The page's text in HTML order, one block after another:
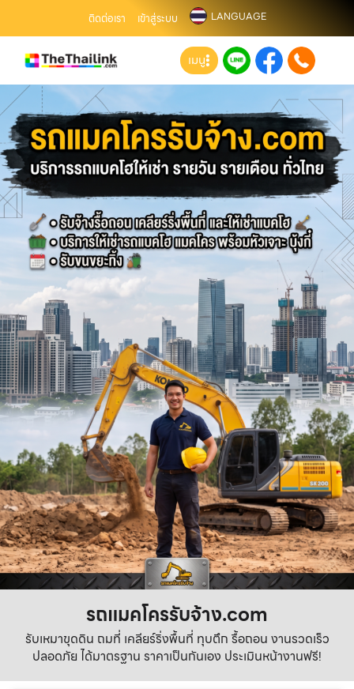
ติดต่อเรา เข้าสู่ระบบ LANGUAGE
เมนู
รถแมคโครรับจ้าง.com
รับเหมาขุดดิน ถมที่ เคลียร์ริ่งพื้นที่ ทุบตึก รื้อถอน งานรวดเร็ว
ปลอดภัย ได้มาตรฐาน ราคาเป็นกันเอง ประเมินหน้างานฟรี!